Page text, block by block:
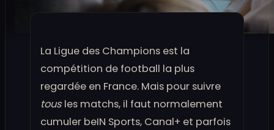
La Ligue des Champions est la
compétition de football la plus
regardée en France. Mais pour suivre
tousles matchs, il faut normalement
cumuler beIN Sports, Canal+ et parfois